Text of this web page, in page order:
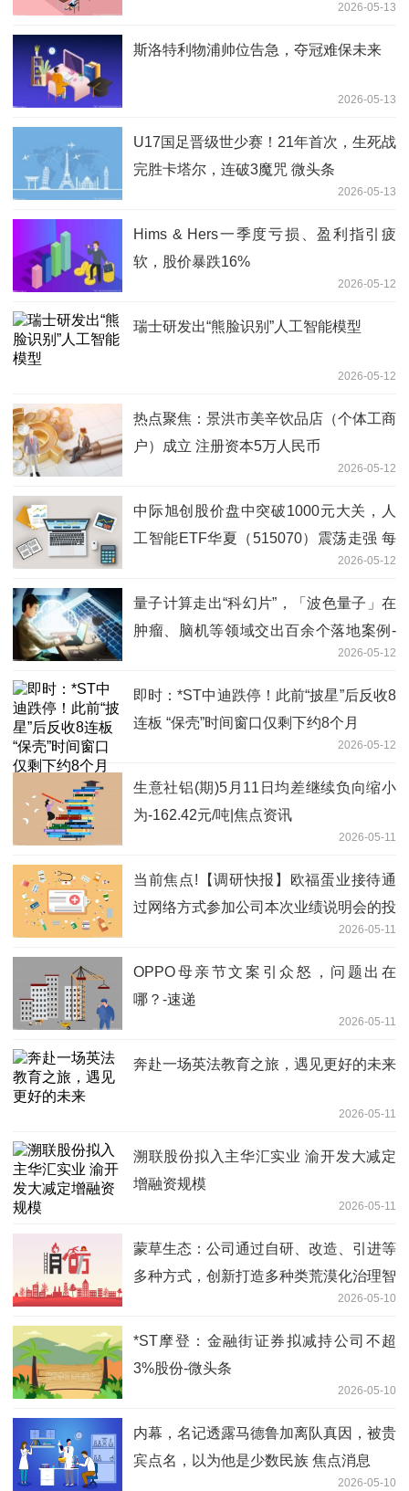
2026-05-13
斯洛特利物浦帅位告急，夺冠难保未来
2026-05-13
U17国足晋级世少赛！21年首次，生死战
完胜卡塔尔，连破3魔咒 微头条
2026-05-13
Hims & Hers一季度亏损、盈利指引疲
软，股价暴跌16%
2026-05-12
瑞士研发出“熊脸识别”人工智能模型
2026-05-12
热点聚焦：景洪市美辛饮品店（个体工商
户）成立 注册资本5万人民币
2026-05-12
中际旭创股价盘中突破1000元大关，人
工智能ETF华夏（515070）震荡走强 每
2026-05-12
量子计算走出“科幻片”，「波色量子」在
肿瘤、脑机等领域交出百余个落地案例-
2026-05-12
即时：*ST中迪跌停！此前“披星”后反收8
连板 “保壳”时间窗口仅剩下约8个月
2026-05-12
生意社铝(期)5月11日均差继续负向缩小
为-162.42元/吨|焦点资讯
2026-05-11
当前焦点!【调研快报】欧福蛋业接待通
过网络方式参加公司本次业绩说明会的投
2026-05-11
OPPO母亲节文案引众怒，问题出在
哪？-速递
2026-05-11
奔赴一场英法教育之旅，遇见更好的未来
2026-05-11
溯联股份拟入主华汇实业 渝开发大减定
增融资规模
2026-05-11
蒙草生态：公司通过自研、改造、引进等
多种方式，创新打造多种类荒漠化治理智
2026-05-10
*ST摩登：金融街证券拟减持公司不超
3%股份-微头条
2026-05-10
内幕，名记透露马德鲁加离队真因，被贵
宾点名，以为他是少数民族 焦点消息
2026-05-10